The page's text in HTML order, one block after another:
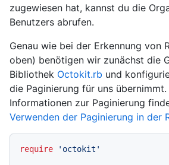
zugewiesen hat, kannst du die
Benutzers abrufen.
Genau wie bei der Erkennung von
oben) benötigen wir zunächst die
Bibliothek Octokit.rb und
die Paginierung für uns übernimmt.
Informationen zur Paginierung
Verwenden der Paginierung in der
require 'octokit'